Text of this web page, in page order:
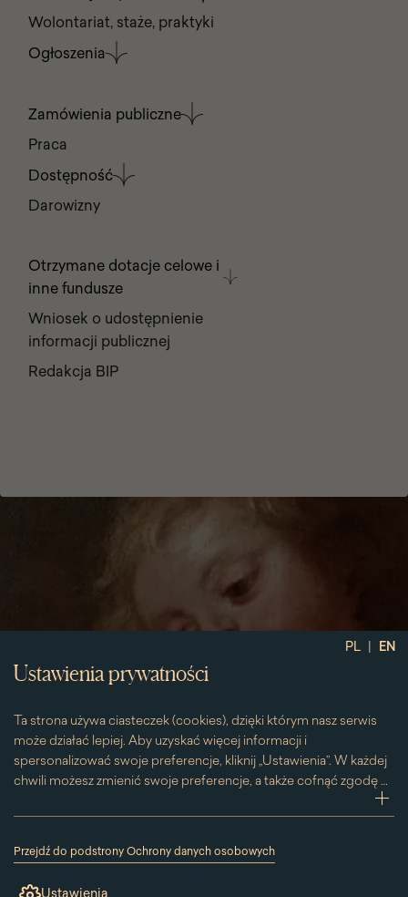
PL | EN
Ustawienia prywatności
Ta strona używa ciasteczek (cookies), dzięki którym nasz serwis
może działać lepiej. Aby uzyskać więcej informacji i
spersonalizować swoje preferencje, kliknij „Ustawienia”. W każdej
chwili możesz zmienić swoje preferencje, a także cofnąć zgodę na
używanie plików cookie. Możesz to zrobić, klikając na podstronę
„Cookies” znajdującą się w stopce.
Przesuwając suwak w prawą stronę aktywujesz zgodę na
konkretne ciasteczko. Przesuwając suwak w lewą stronę
wyłączasz taką zgodę.
Przejdź do podstrony Ochrony danych osobowych
(link
się
Ustawienia
Wolontariat, staże, praktyki
Ogłoszenia
Zamówienia publiczne
Praca
Dostępność
Darowizny
Otrzymane dotacje celowe i
inne fundusze
Wniosek o udostępnienie
informacji publicznej
Redakcja BIP